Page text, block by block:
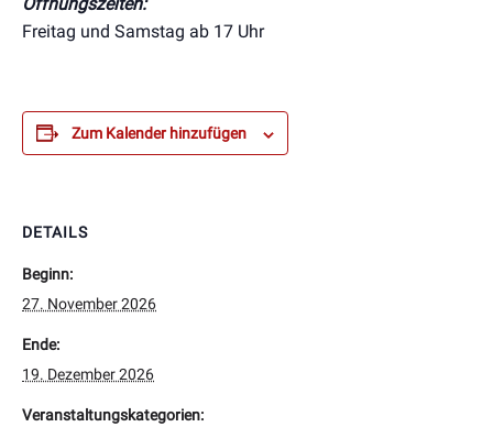
Öffnungszeiten:
Freitag und Samstag ab 17 Uhr
Zum Kalender hinzufügen
DETAILS
Beginn:
27. November 2026
Ende:
19. Dezember 2026
Veranstaltungskategorien: